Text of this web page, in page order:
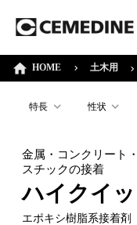
HOME 土木用
特長 性状
金属・コンクリート
スチックの接着
ハイクイ
エポキシ樹脂系接着剤